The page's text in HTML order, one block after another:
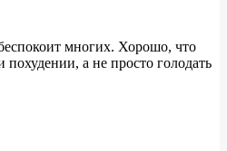
многих. Хорошо, что
а не просто голодать